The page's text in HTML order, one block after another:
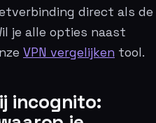
direct als de
je alle opties naast
VPN vergelijken tool.
incognito: